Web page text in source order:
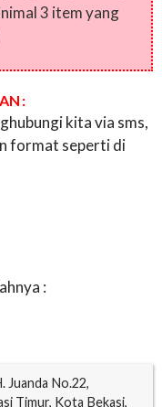
3 item yang
:
kita via sms,
format seperti di
:
Juanda No.22,
Timur, Kota Bekasi,